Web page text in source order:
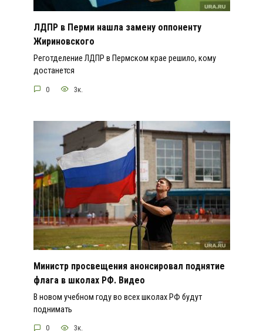
ЛДПР в Перми нашла замену оппоненту
Жириновского
Реготделение ЛДПР в Пермском крае решило, кому
достанется
0 3к.
Министр просвещения анонсировал поднятие
флага в школах РФ. Видео
В новом учебном году во всех школах РФ будут
поднимать
0 3к.